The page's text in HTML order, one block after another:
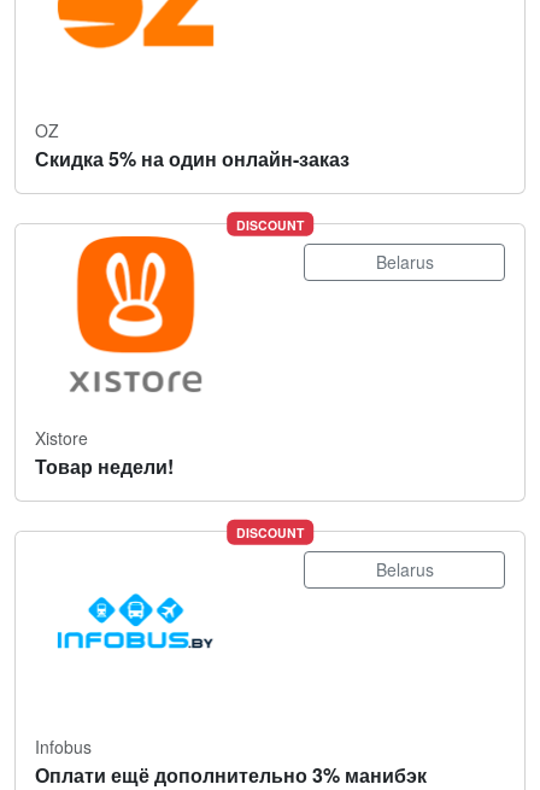
OZ
Скидка 5% на один онлайн-заказ
DISCOUNT
Belarus
Xistore
Товар недели!
DISCOUNT
Belarus
Infobus
Оплати ещё дополнительно 3% манибэк